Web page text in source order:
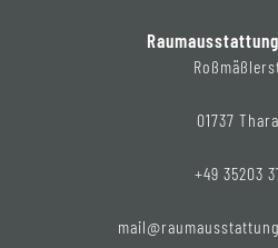
01737
+49 35203